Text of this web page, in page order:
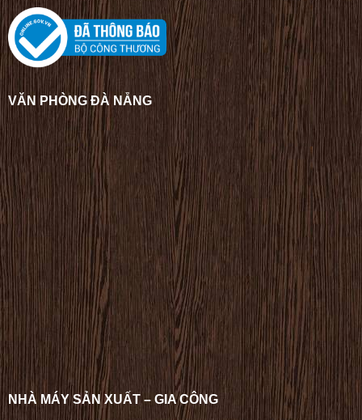
VĂN PHÒNG ĐÀ NẴNG
NHÀ MÁY SẢN XUẤT – GIA CÔNG